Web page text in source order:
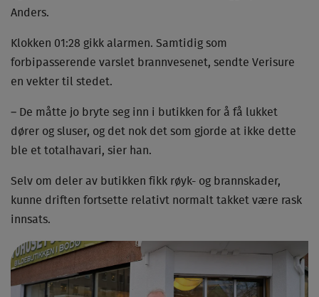
Anders.
Klokken 01:28 gikk alarmen. Samtidig som
forbipasserende varslet brannvesenet, sendte Verisure
en vekter til stedet.
– De måtte jo bryte seg inn i butikken for å få lukket
dører og sluser, og det nok det som gjorde at ikke dette
ble et totalhavari, sier han.
Selv om deler av butikken fikk røyk- og brannskader,
kunne driften fortsette relativt normalt takket være rask
innsats.